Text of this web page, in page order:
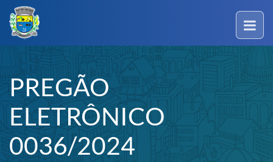
PREGÃO
ELETRÔNICO
0036/2024